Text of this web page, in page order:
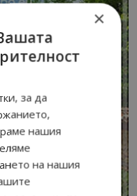
×
за да
нашия
на нашия